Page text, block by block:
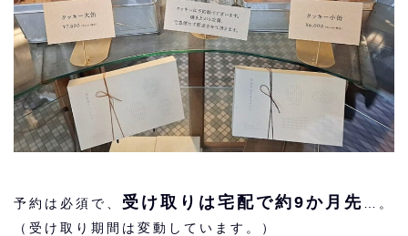
予約は必須で、 受け取りは宅配で約9か月先
…。
（受け取り期間は変動しています。）